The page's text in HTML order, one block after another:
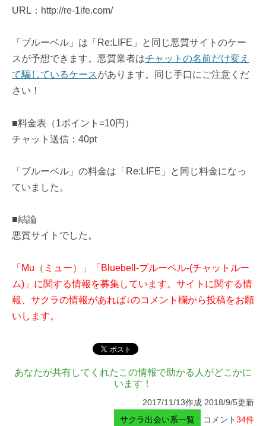
URL：http://re-1ife.com/
「ブルーベル」は「Re:LIFE」と同じ悪質サイトのケー
スが予想できます。悪質業者はチャットの名前だけ変え
て騙しているケースがあります。同じ手口にご注意くだ
さい！
■料金表（1ポイント=10円）
チャット送信：40pt
「ブルーベル」の料金は「Re:LIFE」と同じ料金になっ
ていました。
■結論
悪質サイトでした。
「Mu（ミュー）」「Bluebell-ブルーベル-(チャットルー
ム)」に関する情報を募集しています。サイトに関する情
報、サクラの情報があれば↓のコメント欄から投稿をお願
いします。
あなたが共有してくれたこの情報で助かる人がどこかに
います！
2017/11/13作成 2018/9/5更新
サクラ出会い系一覧
コメント34件